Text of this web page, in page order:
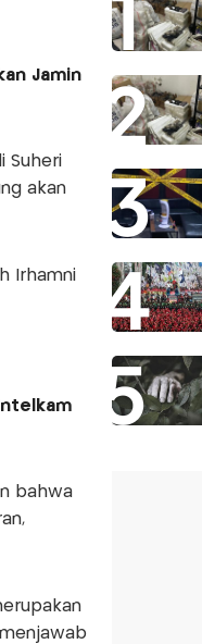
Jamin
Suheri
akan
Irhamni
bahwa